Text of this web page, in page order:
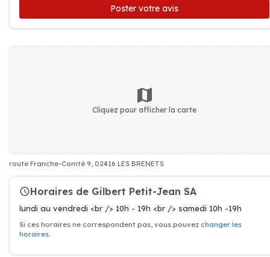
Poster votre avis
Cliquez pour afficher la carte
route Franche-Comté 9, 02416 LES BRENETS
Horaires de Gilbert Petit-Jean SA
lundi au vendredi <br /> 10h - 19h <br /> samedi 10h -19h
Si ces horaires ne correspondent pas, vous pouvez changer les
horaires.